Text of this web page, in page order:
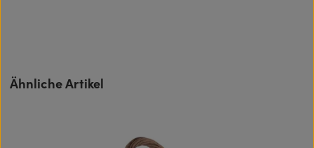
Produktgalerie überspringen
Ähnliche Artikel